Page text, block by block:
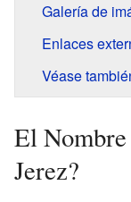
Galería de
Enlaces
Véase
El
Jerez?